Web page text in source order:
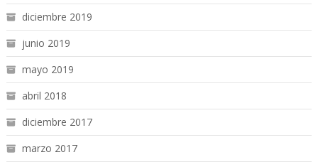
diciembre 2019
junio 2019
mayo 2019
abril 2018
diciembre 2017
marzo 2017